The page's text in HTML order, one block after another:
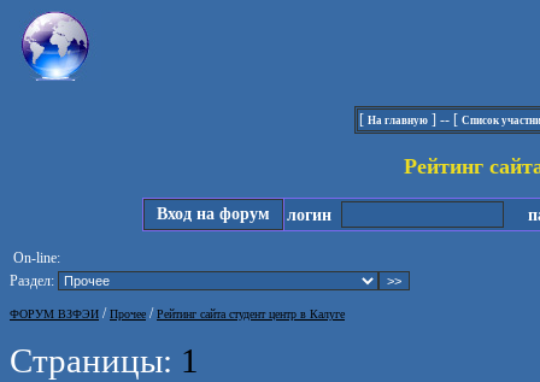
[ На главную ] -- [ Список
Рейтинг
Вход на форум логин
On-line:
Раздел:
ФОРУМ ВЗФЭИ /Прочее /Рейтинг сайта студент центр в Калуге
Страницы: 1